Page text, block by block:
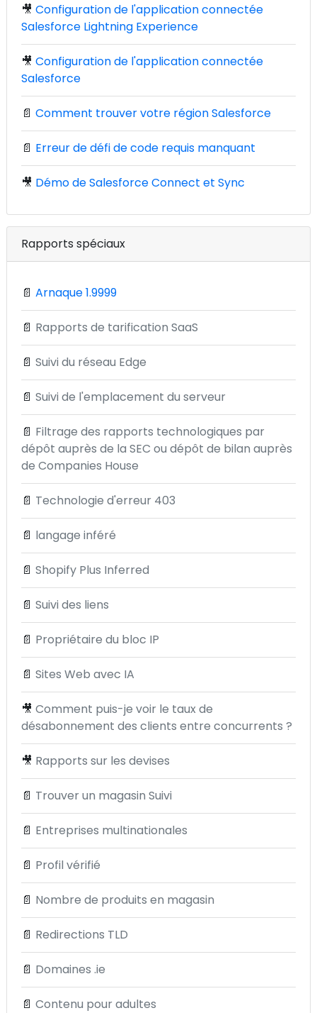
🎥 Configuration de l'application connectée
Salesforce Lightning Experience
🎥 Configuration de l'application connectée
Salesforce
📄 Comment trouver votre région Salesforce
📄 Erreur de défi de code requis manquant
🎥 Démo de Salesforce Connect et Sync
Rapports spéciaux
📄 Arnaque 1.9999
📄 Rapports de tarification SaaS
📄 Suivi du réseau Edge
📄 Suivi de l'emplacement du serveur
📄 Filtrage des rapports technologiques par
dépôt auprès de la SEC ou dépôt de bilan auprès
de Companies House
📄 Technologie d'erreur 403
📄 langage inféré
📄 Shopify Plus Inferred
📄 Suivi des liens
📄 Propriétaire du bloc IP
📄 Sites Web avec IA
🎥 Comment puis-je voir le taux de
désabonnement des clients entre concurrents ?
🎥 Rapports sur les devises
📄 Trouver un magasin Suivi
📄 Entreprises multinationales
📄 Profil vérifié
📄 Nombre de produits en magasin
📄 Redirections TLD
📄 Domaines .ie
📄 Contenu pour adultes